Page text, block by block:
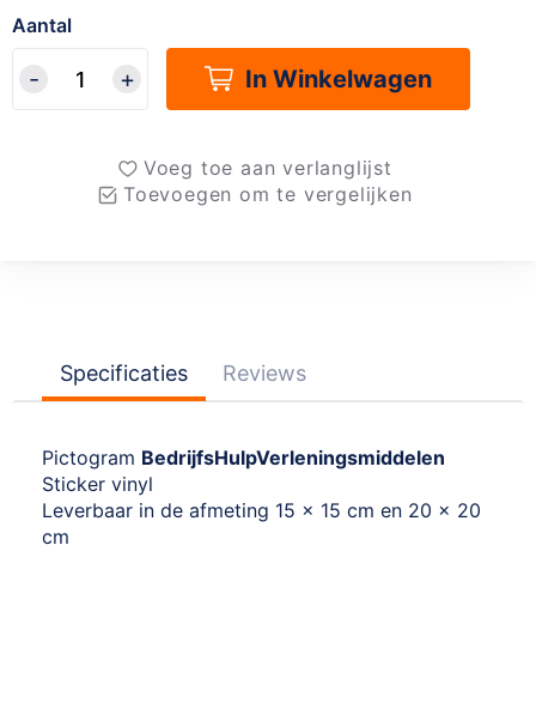
Aantal
In Winkelwagen
Voeg toe aan verlanglijst
Toevoegen om te vergelijken
Specificaties Reviews
Pictogram BedrijfsHulpVerleningsmiddelen
Sticker vinyl
Leverbaar in de afmeting 15 x 15 cm en 20 x 20
cm